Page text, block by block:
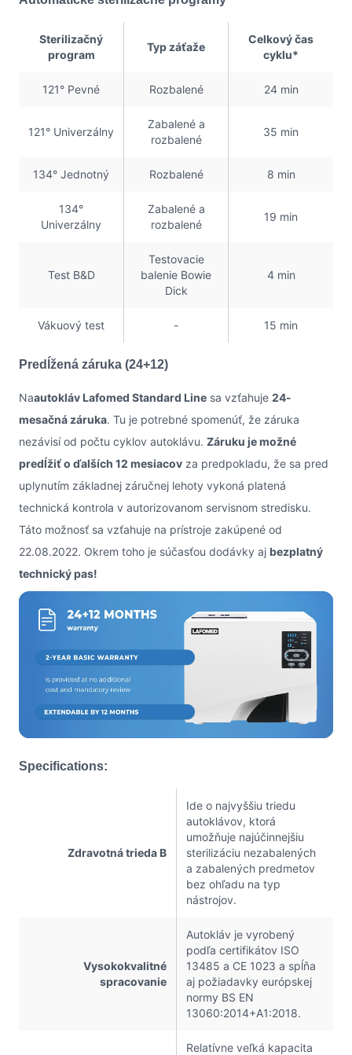
Sterilizačný
program
Typ záťaže
Celkový čas
cyklu*
121° Pevné Rozbalené 24 min
121° Univerzálny
Zabalené a
rozbalené
35 min
134° Jednotný Rozbalené 8 min
134°
Univerzálny
Zabalené a
rozbalené
19 min
Test B&D
Testovacie
balenie Bowie
Dick
4 min
Vákuový test - 15 min
Predĺžená záruka (24+12)
Naautokláv Lafomed Standard Line sa vzťahuje 24-
mesačná záruka. Tu je potrebné spomenúť, že záruka
nezávisí od počtu cyklov autoklávu. Záruku je možné
predĺžiť o ďalších 12 mesiacov za predpokladu, že sa pred
uplynutím základnej záručnej lehoty vykoná platená
technická kontrola v autorizovanom servisnom stredisku.
Táto možnosť sa vzťahuje na prístroje zakúpené od
22.08.2022. Okrem toho je súčasťou dodávky aj bezplatný
technický pas!
Specifications:
Zdravotná trieda B
Ide o najvyššiu triedu
autoklávov, ktorá
umožňuje najúčinnejšiu
sterilizáciu nezabalených
a zabalených predmetov
bez ohľadu na typ
nástrojov.
Vysokokvalitné
spracovanie
Autokláv je vyrobený
podľa certifikátov ISO
13485 a CE 1023 a spĺňa
aj požiadavky európskej
normy BS EN
13060:2014+A1:2018.
Relatívne veľká kapacita